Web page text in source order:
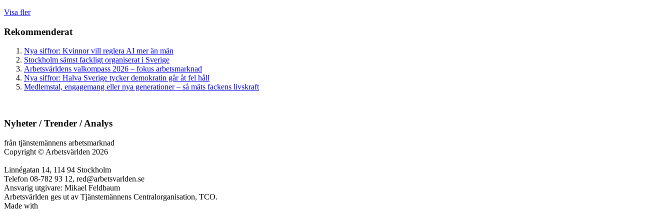
Visa fler
Rekommenderat
Nya siffror: Kvinnor vill reglera AI mer än män
Stockholm sämst fackligt organiserat i Sverige
Arbetsvärldens valkompass 2026 – fokus arbetsmarknad
Nya siffror: Halva Sverige tycker demokratin går åt fel håll
Medlemstal, engagemang eller nya generationer – så mäts fackens livskraft
Nyheter / Trender / Analys
från tjänstemännens arbetsmarknad
Copyright © Arbetsvärlden 2026
Linnégatan 14, 114 94 Stockholm
Telefon 08-782 93 12, red@arbetsvarlden.se
Ansvarig utgivare: Mikael Feldbaum
Arbetsvärlden ges ut av Tjänstemännens Centralorganisation, TCO.
Made with